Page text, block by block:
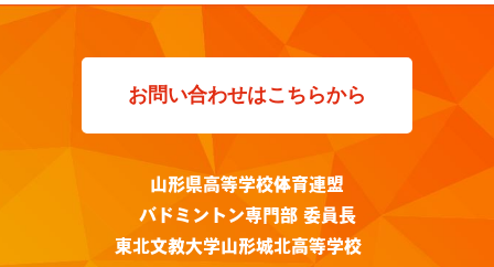
お問い合わせはこちらから
山形県高等学校体育連盟
バドミントン専門部 委員長
東北文教大学山形城北高等学校